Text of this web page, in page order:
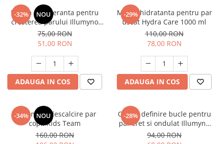
-32% NOU
Masca regeneranta pentru
cresterea parului Illumyno
250 ml
75,00 RON
51,00 RON
ADAUGA IN COS
-29%
Masca hidratanta pentru par
uscat Hydra Care 1000 ml
110,00 RON
78,00 RON
ADAUGA IN COS
-34% NOU
Tratament descalcire par
copii Kids Team
160,00 RON
-28%
Cremă definire bucle pentru
par cret si ondulat Illumyno
300 ml
94,00 RON